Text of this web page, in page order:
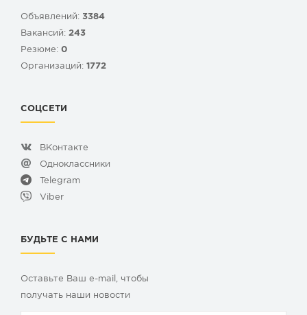
Объявлений: 3384
Вакансий: 243
Резюме: 0
Организаций: 1772
СОЦСЕТИ
ВКонтакте
Одноклассники
Telegram
Viber
БУДЬТЕ С НАМИ
Оставьте Ваш e-mail, чтобы
получать наши новости